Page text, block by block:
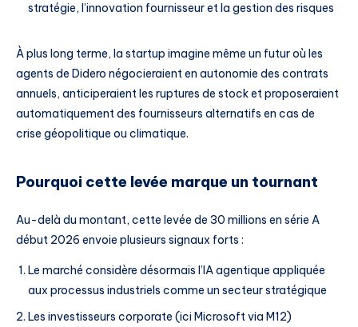
stratégie, l’innovation fournisseur et la gestion des risques
À plus long terme, la startup imagine même un futur où les
agents de Didero négocieraient en autonomie des contrats
annuels, anticiperaient les ruptures de stock et proposeraient
automatiquement des fournisseurs alternatifs en cas de
crise géopolitique ou climatique.
Pourquoi cette levée marque un tournant
Au-delà du montant, cette levée de 30 millions en série A
début 2026 envoie plusieurs signaux forts :
Le marché considère désormais l’IA agentique appliquée
aux processus industriels comme un secteur stratégique
Les investisseurs corporate (ici Microsoft via M12)